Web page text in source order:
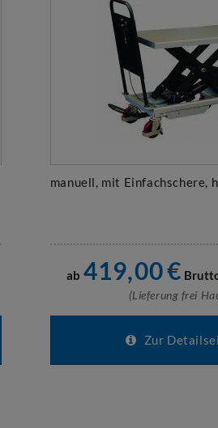
manuell, mit Einfachschere,
ab 419,00€
(Lieferung frei
Zur